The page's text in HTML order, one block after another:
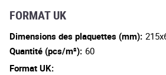
FORMAT UK
Dimensions des plaquettes (mm):
Quantité (pcs/m²): 60
Format UK: